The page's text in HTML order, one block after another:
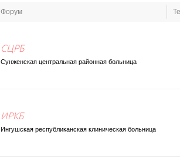
Форум
СЦРБ
Сунженская центральная районная больница
ИРКБ
Ингушская республиканская клиническая больница